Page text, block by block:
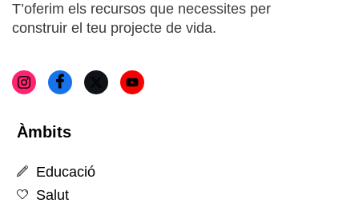
T’oferim els recursos que necessites per
construir el teu projecte de vida.
Àmbits
Educació
Salut